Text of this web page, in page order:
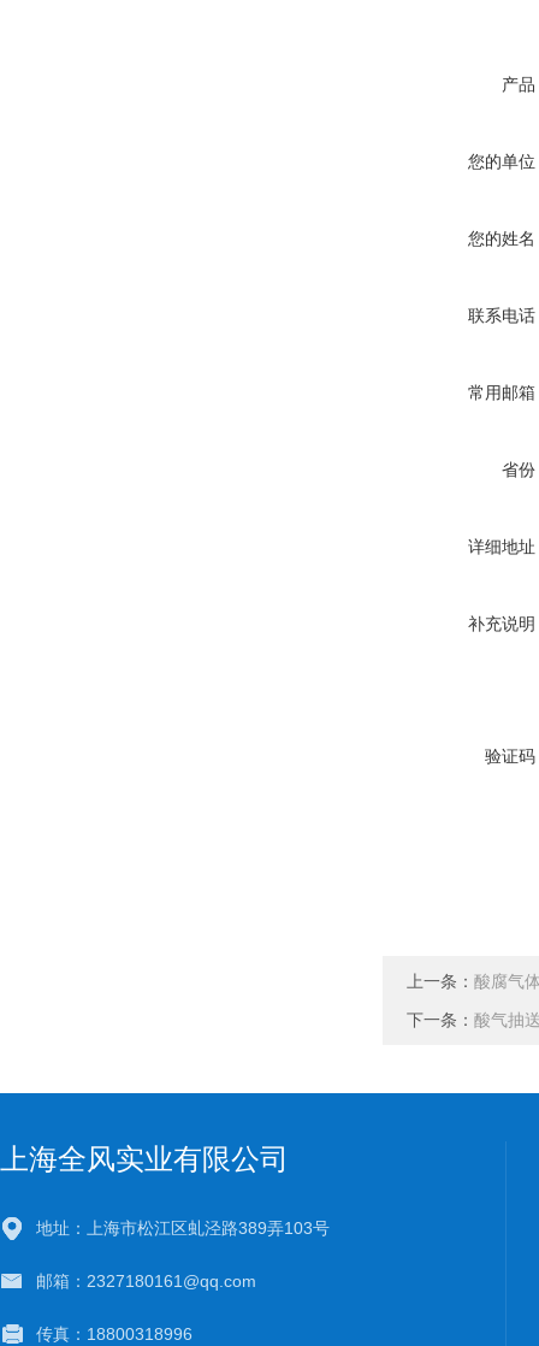
产品
您的单位
您的姓名
联系电话
常用邮箱
省份
详细地址
补充说明
验证码
上一条： 酸腐气
下一条： 酸气抽
上海全风实业有限公司
地址：上海市松江区虬泾路389弄103号
邮箱：2327180161@qq.com
传真：18800318996